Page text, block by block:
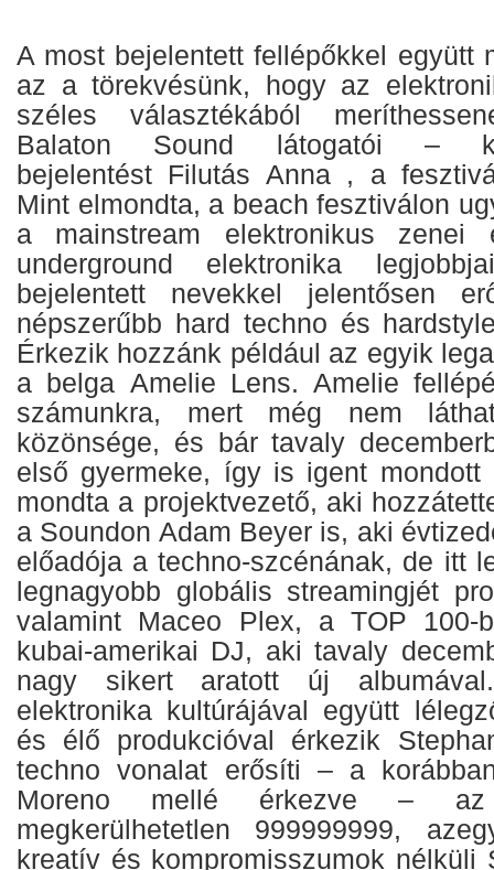
A most bejelentett fellépőkkel együtt
az a törekvésünk, hogy az
széles választékából
Balaton Sound látogatói –
bejelentést Filutás Anna , a
Mint elmondta, a beach fesztiválon
a mainstream elektronikus zenei
underground elektronika
bejelentett nevekkel jelentősen
népszerűbb hard techno és
Érkezik hozzánk például az egyik
a belga Amelie Lens. Amelie
számunkra, mert még nem
közönsége, és bár tavaly
első gyermeke, így is igent mondott
mondta a projektvezető, aki
a SoundonAdam Beyer is, aki
előadója a techno-szcénának, de itt
legnagyobb globális streamingjét
valamint Maceo Plex, a TOP 100-
kubai-amerikai DJ, aki tavaly
nagy sikert aratott új albumával
elektronika kultúrájával együtt
és élő produkcióval érkezik
techno vonalat erősíti – a
Moreno mellé érkezve –
megkerülhetetlen 999999999,
kreatív és kompromisszumok nélküli